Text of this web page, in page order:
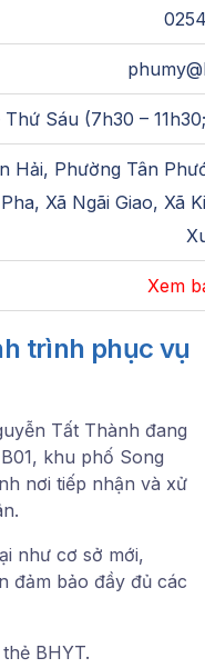
Thứ Sáu (7h30 –
Hải, Phường Tân
Xã Ngãi Giao, Xã
Xem
trình phục vụ
Tất Thành đang
khu phố Song
nơi tiếp nhận và xử
như cơ sở mới,
đảm bảo đầy đủ các
BHYT.